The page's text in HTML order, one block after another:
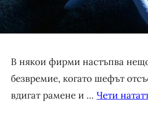
В някои фирми настъпва
безвремие, когато шефът
вдигат рамене и ...Чети